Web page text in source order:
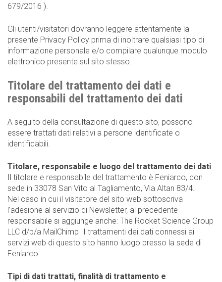
679/2016 ).
Gli utenti/visitatori dovranno leggere attentamente la
presente Privacy Policy prima di inoltrare qualsiasi tipo di
informazione personale e/o compilare qualunque modulo
elettronico presente sul sito stesso.
Titolare del trattamento dei dati e
responsabili del trattamento dei dati
A seguito della consultazione di questo sito, possono
essere trattati dati relativi a persone identificate o
identificabili.
Titolare, responsabile e luogo del trattamento dei dati
Il titolare e responsabile del trattamento è Feniarco, con
sede in 33078 San Vito al Tagliamento, Via Altan 83/4.
Nel caso in cui il visitatore del sito web sottoscriva
l’adesione al servizio di Newsletter, al precedente
responsabile si aggiunge anche: The Rocket Science Group
LLC d/b/a MailChimp II trattamenti dei dati connessi ai
servizi web di questo sito hanno luogo presso la sede di
Feniarco.
Tipi di dati trattati, finalità di trattamento e